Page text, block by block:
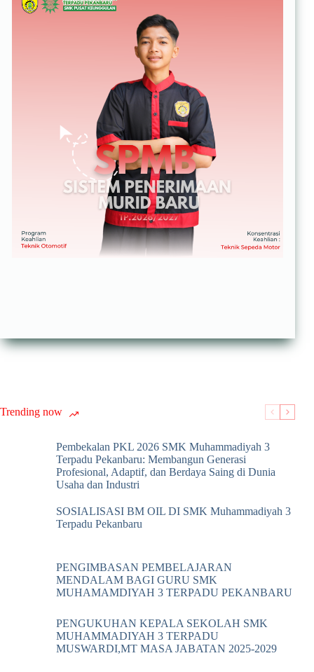
Trending now
Pembekalan PKL 2026 SMK Muhammadiyah 3
Terpadu Pekanbaru: Membangun Generasi
Profesional, Adaptif, dan Berdaya Saing di Dunia
Usaha dan Industri
SOSIALISASI BM OIL DI SMK Muhammadiyah 3
Terpadu Pekanbaru
PENGIMBASAN PEMBELAJARAN
MENDALAM BAGI GURU SMK
MUHAMAMDIYAH 3 TERPADU PEKANBARU
PENGUKUHAN KEPALA SEKOLAH SMK
MUHAMMADIYAH 3 TERPADU
MUSWARDI,MT MASA JABATAN 2025-2029